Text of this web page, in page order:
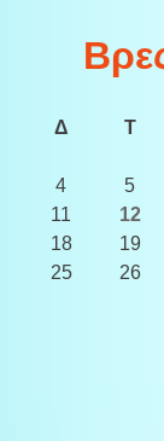
Δ
Τ
4
5
11
12
18
19
25
26